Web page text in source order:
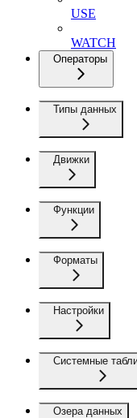
USE
WATCH
Операторы
Типы данных
Движки
Функции
Форматы
Настройки
Системные
Озера данных